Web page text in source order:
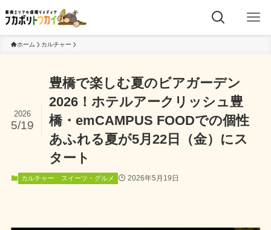
ホーム カルチャー
豊橋で楽しむ夏のビアガーデン
2026！ホテルアークリッシュ豊
橋・emCAMPUS FOODでの個性
あふれる夏が5月22日（金）にス
タート
2026
5/19
カルチャー スイーツ・グルメ 2026年5月19日